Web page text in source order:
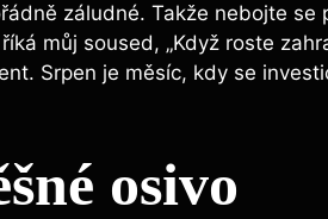
záludné. Takže nebojte se
můj soused, ‍„Když roste
Srpen je měsíc, kdy se
osivo